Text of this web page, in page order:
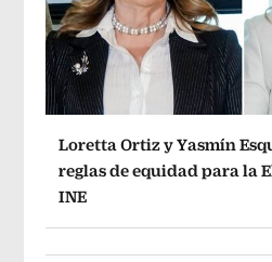
Loretta Ortiz y Yasmín
reglas de equidad para la
INE